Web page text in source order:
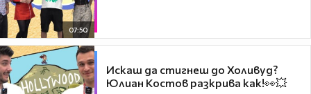
07:50
Искаш да стигнеш до Холивуд?
Юлиан Костов разкрива как!👀💥